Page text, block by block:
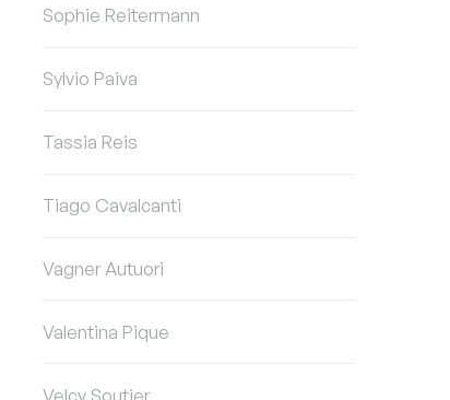
Sophie Reitermann
Sylvio Paiva
Tassia Reis
Tiago Cavalcanti
Vagner Autuori
Valentina Pique
Velcy Soutier